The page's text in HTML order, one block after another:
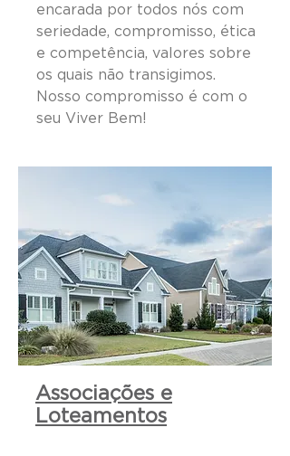
encarada por todos nós com
seriedade, compromisso, ética
e competência, valores sobre
os quais não transigimos.
Nosso compromisso é com o
seu Viver Bem!
Associações e
Loteamentos